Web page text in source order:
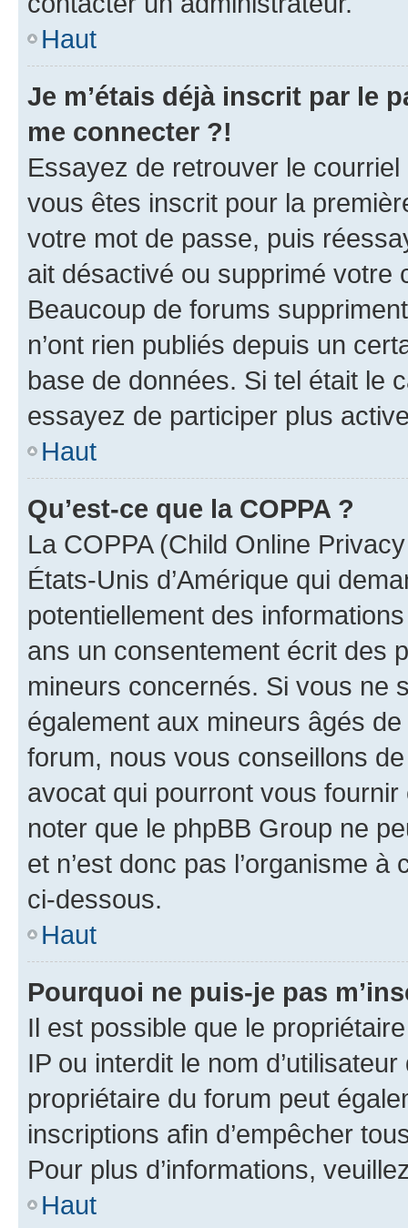
Haut
Je m’étais déjà inscrit par le
me connecter ?!
Essayez de retrouver le
vous êtes inscrit pour la
votre mot de passe, puis
ait désactivé ou supprimé votre
Beaucoup de forums
n’ont rien publiés depuis un
base de données. Si tel était le
essayez de participer plus
Haut
Qu’est-ce que la COPPA ?
La COPPA (Child Online
États-Unis d’Amérique qui
potentiellement des
ans un consentement écrit des
mineurs concernés. Si vous ne
également aux mineurs âgés
forum, nous vous conseillons
avocat qui pourront vous
noter que le phpBB Group ne
et n’est donc pas l’organisme
ci-dessous.
Haut
Pourquoi ne puis-je pas
Il est possible que le
IP ou interdit le nom
propriétaire du forum peut
inscriptions afin d’empêcher
Pour plus d’informations,
Haut